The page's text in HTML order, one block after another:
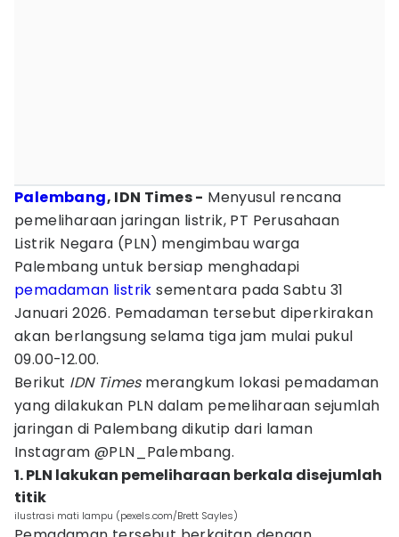
Palembang, IDN Times - Menyusul rencana
pemeliharaan jaringan listrik, PT Perusahaan
Listrik Negara (PLN) mengimbau warga
Palembang untuk bersiap menghadapi
pemadaman listrik sementara pada Sabtu 31
Januari 2026. Pemadaman tersebut diperkirakan
akan berlangsung selama tiga jam mulai pukul
09.00-12.00.
Berikut IDN Timesmerangkum lokasi pemadaman
yang dilakukan PLN dalam pemeliharaan sejumlah
jaringan di Palembang dikutip dari laman
Instagram @PLN_Palembang.
1. PLN lakukan pemeliharaan berkala disejumlah
titik
ilustrasi mati lampu (pexels.com/Brett Sayles)